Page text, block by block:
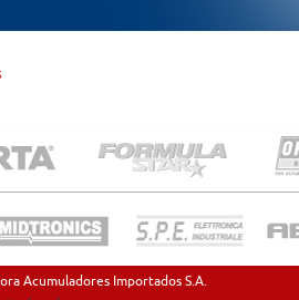
Acumuladores Importados S.A.